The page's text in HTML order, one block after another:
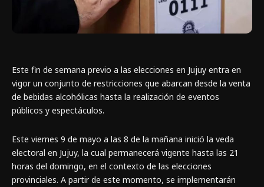
Este fin de semana previo a las elecciones en Jujuy entra en
vigor un conjunto de restricciones que abarcan desde la venta
de bebidas alcohólicas hasta la realización de eventos
públicos y espectáculos.
Este viernes 9 de mayo a las 8 de la mañana inició la veda
electoral en Jujuy, la cual permanecerá vigente hasta las 21
horas del domingo, en el contexto de las elecciones
provinciales. A partir de este momento, se implementarán